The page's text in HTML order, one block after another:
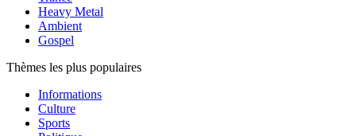
Heavy Metal
Ambient
Gospel
Thèmes les plus populaires
Informations
Culture
Sports